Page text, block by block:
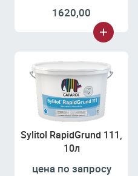
1620,00
Sylitol RapidGrund 111,
10л
цена по запросу